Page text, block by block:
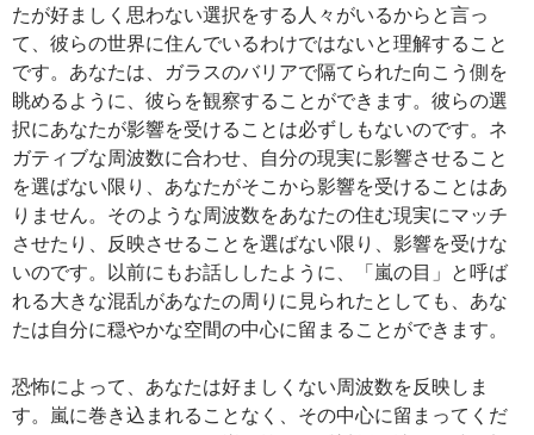
たが好ましく思わない選択をする人々がいるからと言っ
て、彼らの世界に住んでいるわけではないと理解すること
です。あなたは、ガラスのバリアで隔てられた向こう側を
眺めるように、彼らを観察することができます。彼らの選
択にあなたが影響を受けることは必ずしもないのです。ネ
ガティブな周波数に合わせ、自分の現実に影響させること
を選ばない限り、あなたがそこから影響を受けることはあ
りません。そのような周波数をあなたの住む現実にマッチ
させたり、反映させることを選ばない限り、影響を受けな
いのです。以前にもお話ししたように、「嵐の目」と呼ば
れる大きな混乱があなたの周りに見られたとしても、あな
たは自分に穏やかな空間の中心に留まることができます。
恐怖によって、あなたは好ましくない周波数を反映しま
す。嵐に巻き込まれることなく、その中心に留まってくだ